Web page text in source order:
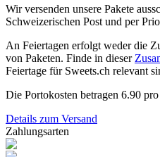
Wir versenden unsere Pakete
Schweizerischen Post und per
An Feiertagen erfolgt weder die
von Paketen. Finde in dieser
Feiertage für Sweets.ch relevant
Die Portokosten betragen 6.90
Details zum Versand
Zahlungsarten